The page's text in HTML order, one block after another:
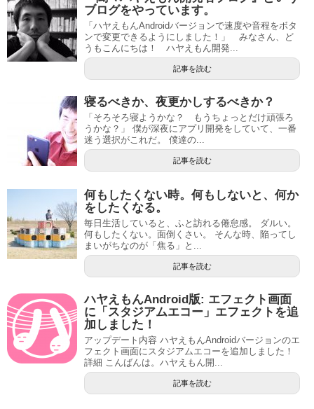
ブログをやっています。
「ハヤえもんAndroidバージョンで速度や音程をボタ
ンで変更できるようにしました！」 みなさん、ど
うもこんにちは！ ハヤえもん開発...
記事を読む
寝るべきか、夜更かしするべきか？
「そろそろ寝ようかな？ もうちょっとだけ頑張ろ
うかな？」 僕が深夜にアプリ開発をしていて、一番
迷う選択がこれだ。 僕達の...
記事を読む
何もしたくない時。何もしないと、何か
をしたくなる。
毎日生活していると、ふと訪れる倦怠感。 ダルい。
何もしたくない。面倒くさい。 そんな時、陥ってし
まいがちなのが「焦る」と...
記事を読む
ハヤえもんAndroid版: エフェクト画面
に「スタジアムエコー」エフェクトを追
加しました！
アップデート内容 ハヤえもんAndroidバージョンのエ
フェクト画面にスタジアムエコーを追加しました！
詳細 こんばんは。ハヤえもん開...
記事を読む